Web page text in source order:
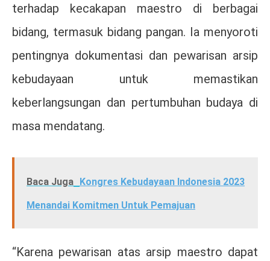
terhadap kecakapan maestro di berbagai
bidang, termasuk bidang pangan. Ia menyoroti
pentingnya dokumentasi dan pewarisan arsip
kebudayaan untuk memastikan
keberlangsungan dan pertumbuhan budaya di
masa mendatang.
Baca Juga Kongres Kebudayaan Indonesia 2023
Menandai Komitmen Untuk Pemajuan
“Karena pewarisan atas arsip maestro dapat